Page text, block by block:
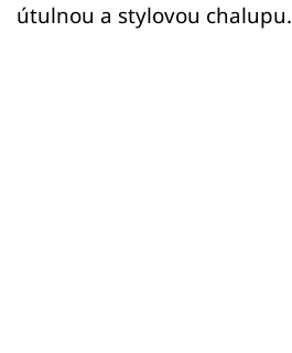
útulnou a stylovou chalupu.